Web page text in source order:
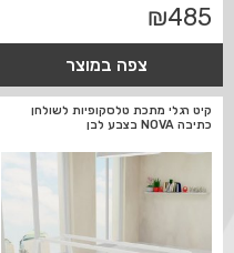
₪485
צפה במוצר
קיט רגלי מתכת טלסקופיות לשולחן
כתיבה NOVA בצבע לבן